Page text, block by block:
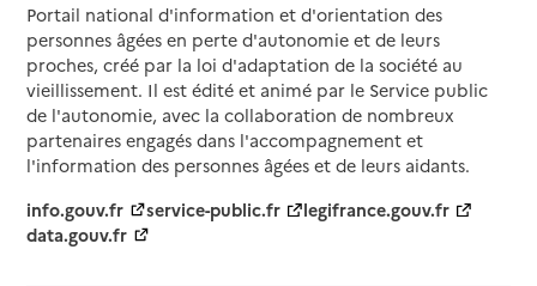
Portail national d'information et d'orientation des
personnes âgées en perte d'autonomie et de leurs
proches, créé par la loi d'adaptation de la société au
vieillissement. Il est édité et animé par le Service public
de l'autonomie, avec la collaboration de nombreux
partenaires engagés dans l'accompagnement et
l'information des personnes âgées et de leurs aidants.
info.gouv.fr
service-public.fr
legifrance.gouv.fr
data.gouv.fr